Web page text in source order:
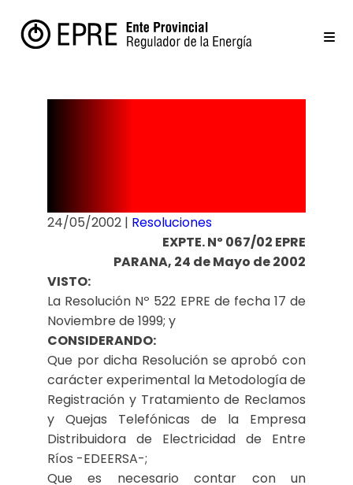
24/05/2002 | Resoluciones
EXPTE. Nº 067/02 EPRE
PARANA, 24 de Mayo de 2002
VISTO:
La Resolución Nº 522 EPRE de fecha 17 de
Noviembre de 1999; y
CONSIDERANDO:
Que por dicha Resolución se aprobó con
carácter experimental la Metodología de
Registración y Tratamiento de Reclamos
y Quejas Telefónicas de la Empresa
Distribuidora de Electricidad de Entre
Ríos -EDEERSA-;
Que es necesario contar con un